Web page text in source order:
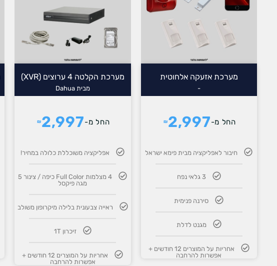
מערכת אזעקה אלחוטית
-
₪ 2,997החל מ-
חיבור לאפליקציה מבית פימא ישראל
3 גלאי נפח
סירנה פנימית
מגנט לדלת
אחריות על המוצרים 12 חודשים +
אפשרות להרחבה
מערכת הקלטה 4 ערוצים (XVR)
מבית Dahua
₪ 2,997החל מ-
אפליקציה משוכללת כלולה במחיר!
4 מצלמות Full Color כיפה / צינור 5
מגה פיקסל
ראייה צבעונית בלילה מיקרופון משולב
זיכרון 1T
אחריות על המוצרים 12 חודשים +
אפשרות להרחבה
WhatsApp
אני מחכה להודעת וואטסאפ מכם.
לחצו על הכפתור למטה וכתבו לי